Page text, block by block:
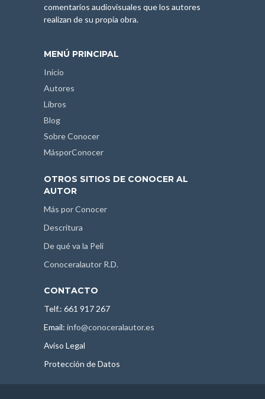
comentarios audiovisuales que los autores
realizan de su propia obra.
MENÚ PRINCIPAL
Inicio
Autores
Libros
Blog
Sobre Conocer
MásporConocer
OTROS SITIOS DE CONOCER AL
AUTOR
Más por Conocer
Descritura
De qué va la Peli
Conoceralautor R.D.
CONTACTO
Telf.: 661 917 267
Email: info@conoceralautor.es
Aviso Legal
Protección de Datos